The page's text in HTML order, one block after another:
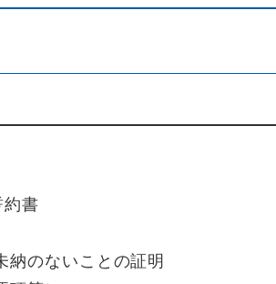
約書
納のないことの証明